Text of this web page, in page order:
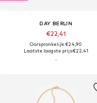
DAY BERLIN
€22,41
Oorspronkelijk: €24,90
Laatste laagste prijs:€22,41